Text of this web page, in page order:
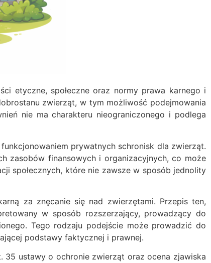
etyczne, społeczne oraz normy prawa karnego i
zwierząt, w tym możliwość podejmowania
nie ma charakteru nieograniczonego i podlega
prywatnych schronisk dla zwierząt.
zasobów finansowych i organizacyjnych, co może
społecznych, które nie zawsze w sposób jednolity
za znęcanie się nad zwierzętami. Przepis ten,
w sposób rozszerzający, prowadzący do
Tego rodzaju podejście może prowadzić do
podstawy faktycznej i prawnej.
35 ustawy o ochronie zwierząt oraz ocena zjawiska